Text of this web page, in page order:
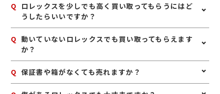
A
高松琴平電鉄「高松築港駅」から「綾川駅」まで約40分
「綾川駅」から北へ約3分です。当店は2Fにございま
す。 お車でお越しの方は32号線でお越しください。
Q
ロレックスを少しでも高く買い取ってもらうにはど
うしたらいいですか？
A ロレックスは、箱、保証書、余りコマ、冊子などの付属
品がそろっていると、査定額に良い影響が出る場合があ
モデルは中古市場での需要も高いため、使わないと思っ
た段階で早めに査定へ出すこともポイントです。
Q 動いていないロレックスでも買い取ってもらえます
か？
A はい、不動のロレックスでも査定可能です。故障や長期
Q 保証書や箱がなくても売れますか？